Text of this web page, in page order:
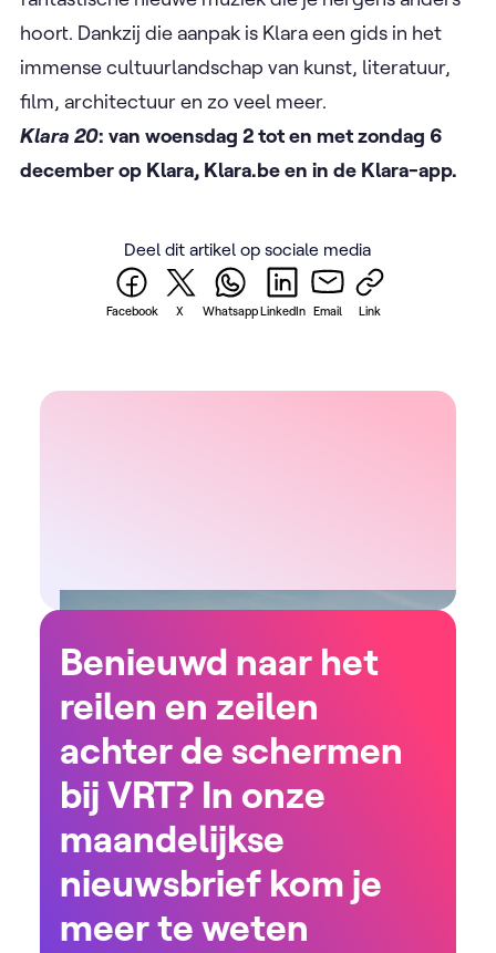
hoort. Dankzij die aanpak is Klara een gids in het
immense cultuurlandschap van kunst, literatuur,
film, architectuur en zo veel meer.
Klara 20: van woensdag 2 tot en met zondag 6
december op Klara, Klara.be en in de Klara-app.
Deel dit artikel op sociale media
Facebook X WhatsappLinkedIn Email Link
Benieuwd naar het
reilen en zeilen
achter de schermen
bij VRT? In onze
maandelijkse
nieuwsbrief kom je
meer te weten